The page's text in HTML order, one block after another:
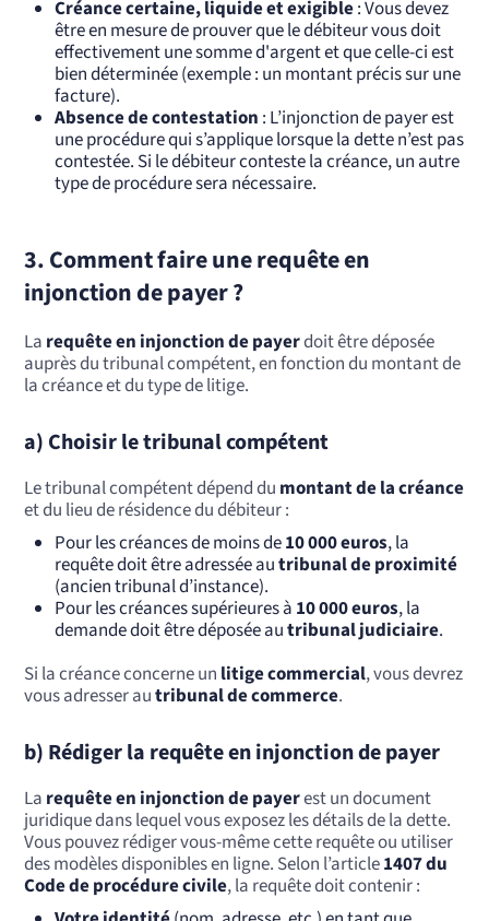
Créance certaine, liquide et exigible: Vous devez
être en mesure de prouver que le débiteur vous doit
effectivement une somme d'argent et que celle-ci est
bien déterminée (exemple : un montant précis sur une
facture).
Absence de contestation : L’injonction de payer est
une procédure qui s’applique lorsque la dette n’est pas
contestée. Si le débiteur conteste la créance, un autre
type de procédure sera nécessaire.
3. Comment faire une requête en
injonction de payer ?
La requête en injonction de payerdoit être déposée
auprès du tribunal compétent, en fonction du montant de
la créance et du type de litige.
a) Choisir le tribunal compétent
Le tribunal compétent dépend du montant de la créance
et du lieu de résidence du débiteur :
Pour les créances de moins de10 000 euros, la
requête doit être adressée autribunal de proximité
(ancien tribunal d’instance).
Pour les créances supérieures à 10 000 euros, la
demande doit être déposée autribunal judiciaire.
Si la créance concerne un litige commercial, vous devrez
vous adresser autribunal de commerce.
b) Rédiger la requête en injonction de payer
La requête en injonction de payerest un document
juridique dans lequel vous exposez les détails de la dette.
Vous pouvez rédiger vous-même cette requête ou utiliser
des modèles disponibles en ligne. Selon l’article1407 du
Code de procédure civile, la requête doit contenir :